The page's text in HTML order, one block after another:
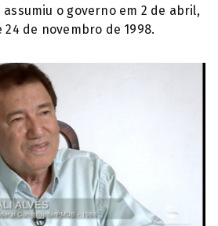
o governo em 2 de abril,
de novembro de 1998.